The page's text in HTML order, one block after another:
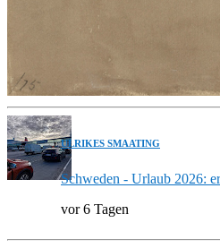
ULRIKES SMAATING
Schweden - Urlaub 2026:
vor 6 Tagen